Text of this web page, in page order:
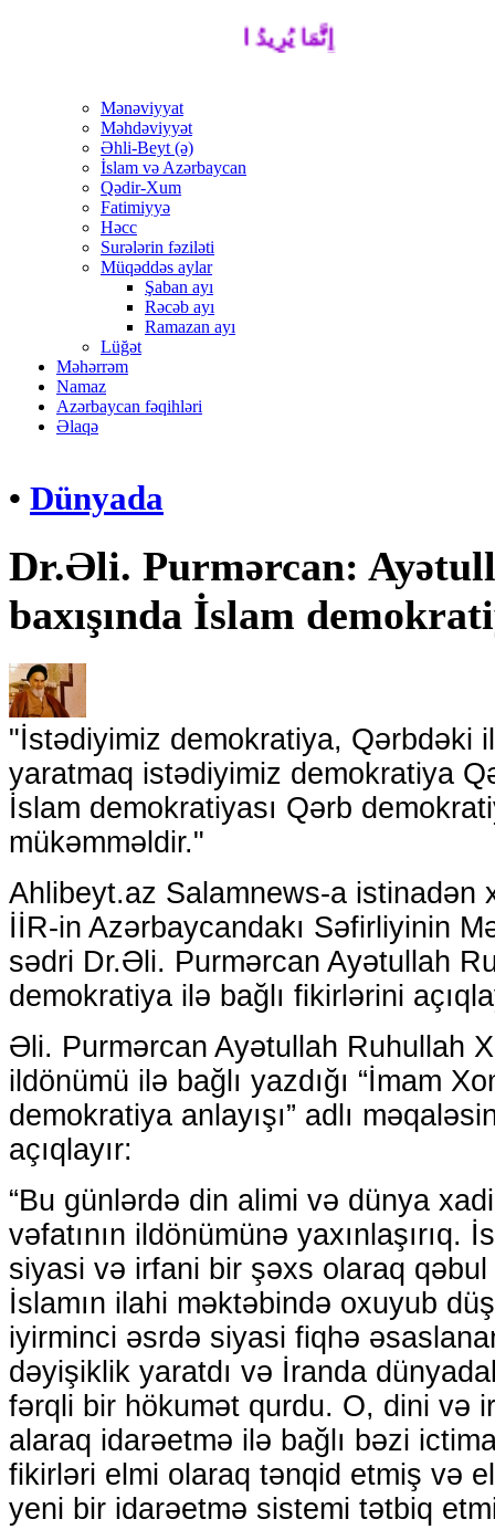
إِنَّمَا يُرِيدُ اللَّهُ لِيُذْهِبَ عَنْكُمُ الرِّجْسَ
Mənəviyyat
Məhdəviyyət
Əhli-Beyt (ə)
İslam və Azərbaycan
Qədir-Xum
Fatimiyyə
Həcc
Surələrin fəziləti
Müqəddəs aylar
Şaban ayı
Rəcəb ayı
Ramazan ayı
Lüğət
Məhərrəm
Namaz
Azərbaycan fəqihləri
Əlaqə
• Dünyada
Dr.Əli. Purmərcan:
baxışında İslam
"İstədiyimiz demokratiya, Qərbdəki
yaratmaq istədiyimiz demokratiya
İslam demokratiyası Qərb
mükəmməldir."
Ahlibeyt.az Salamnews-a istinadən
İİR-in Azərbaycandakı Səfirliyinin
sədri Dr.Əli. Purmərcan Ayətullah
demokratiya ilə bağlı fikirlərini
Əli. Purmərcan Ayətullah Ruhullah
ildönümü ilə bağlı yazdığı “İmam
demokratiya anlayışı” adlı
açıqlayır:
“Bu günlərdə din alimi və dünya
vəfatının ildönümünə yaxınlaşırıq.
siyasi və irfani bir şəxs olaraq
İslamın ilahi məktəbində oxuyub
iyirminci əsrdə siyasi fiqhə
dəyişiklik yaratdı və İranda
fərqli bir hökumət qurdu. O, dini və
alaraq idarəetmə ilə bağlı bəzi
fikirləri elmi olaraq tənqid etmiş və
yeni bir idarəetmə sistemi tətbiq